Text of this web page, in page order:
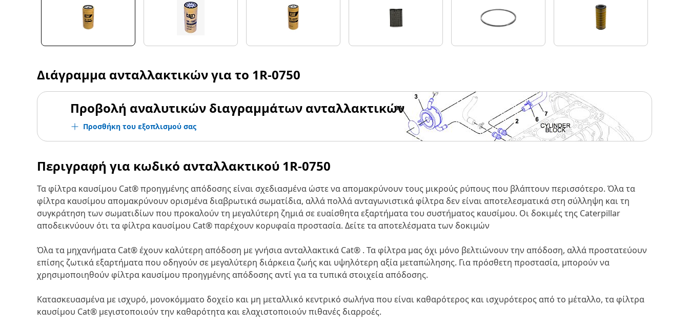
απόδοσης
κινητήρα
Διάγραμμα ανταλλακτικών για το 1R-0750
Προβολή αναλυτικών διαγραμμάτων ανταλλακτικών
Προσθήκη του εξοπλισμού σας
Περιγραφή για κωδικό ανταλλακτικού 1R-0750
Τα φίλτρα καυσίμου Cat® προηγμένης απόδοσης είναι σχεδιασμένα ώστε να απομακρύνουν τους μικρούς ρύπους που βλάπτουν περισσότερο. Όλα τα
φίλτρα καυσίμου απομακρύνουν ορισμένα διαβρωτικά σωματίδια, αλλά πολλά ανταγωνιστικά φίλτρα δεν είναι αποτελεσματικά στη σύλληψη και τη
συγκράτηση των σωματιδίων που προκαλούν τη μεγαλύτερη ζημιά σε ευαίσθητα εξαρτήματα του συστήματος καυσίμου. Οι δοκιμές της Caterpillar
αποδεικνύουν ότι τα φίλτρα καυσίμου Cat® παρέχουν κορυφαία προστασία. Δείτε τα αποτελέσματα των δοκιμών
Όλα τα μηχανήματα Cat® έχουν καλύτερη απόδοση με γνήσια ανταλλακτικά Cat® . Τα φίλτρα μας όχι μόνο βελτιώνουν την απόδοση, αλλά προστατεύουν
επίσης ζωτικά εξαρτήματα που οδηγούν σε μεγαλύτερη διάρκεια ζωής και υψηλότερη αξία μεταπώλησης. Για πρόσθετη προστασία, μπορούν να
χρησιμοποιηθούν φίλτρα καυσίμου προηγμένης απόδοσης αντί για τα τυπικά στοιχεία απόδοσης.
Κατασκευασμένα με ισχυρό, μονοκόμματο δοχείο και μη μεταλλικό κεντρικό σωλήνα που είναι καθαρότερος και ισχυρότερος από το μέταλλο, τα φίλτρα
καυσίμου Cat® μεγιστοποιούν την καθαρότητα και ελαχιστοποιούν πιθανές διαρροές.